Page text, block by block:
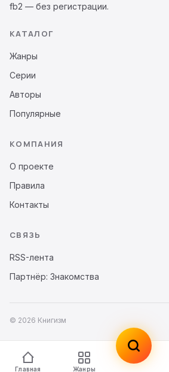
Главная Жанры
fb2 — без регистрации.
КАТАЛОГ
Жанры
Серии
Авторы
Популярные
КОМПАНИЯ
О проекте
Правила
Контакты
СВЯЗЬ
RSS-лента
Партнёр: Знакомства
© 2026 Книгизм